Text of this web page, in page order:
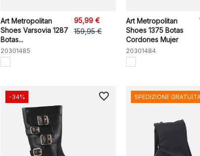
Art Metropolitan
Shoes Varsovia 1287
Botas...
20301485
95,99 €
159,95 €
Art Metropolitan
Shoes 1375 Botas
Cordones Mujer
20301484
-34% favorite_border SPEDIZIONE